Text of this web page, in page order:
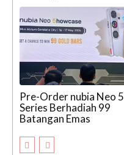
Pre-Order nubia Neo 5
Series Berhadiah 99
Batangan Emas